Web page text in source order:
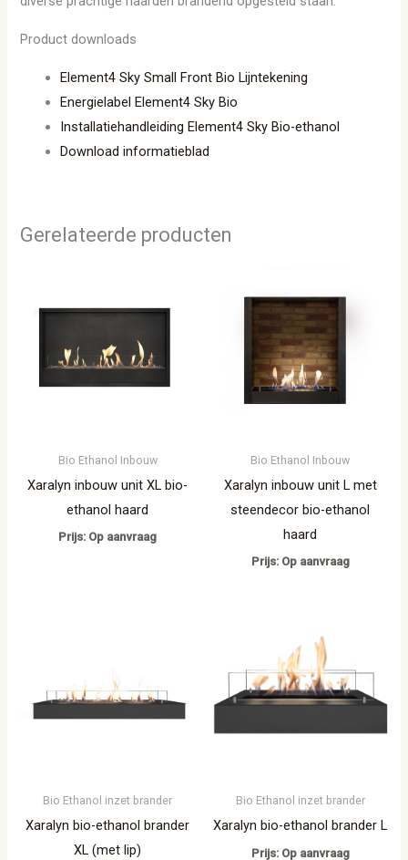
Product downloads
Element4 Sky Small Front Bio Lijntekening
Energielabel Element4 Sky Bio
Installatiehandleiding Element4 Sky Bio-ethanol
Download informatieblad
Gerelateerde producten
Bio Ethanol Inbouw
Xaralyn inbouw unit XL bio-
ethanol haard
Prijs: Op aanvraag
Bio Ethanol Inbouw
Xaralyn inbouw unit L met
steendecor bio-ethanol
haard
Prijs: Op aanvraag
Bio Ethanol inzet brander
Xaralyn bio-ethanol brander
XL (met lip)
Bio Ethanol inzet brander
Xaralyn bio-ethanol brander L
Prijs: Op aanvraag